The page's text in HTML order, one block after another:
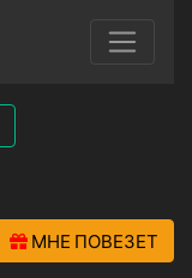
МНЕ ПОВЕЗЕТ